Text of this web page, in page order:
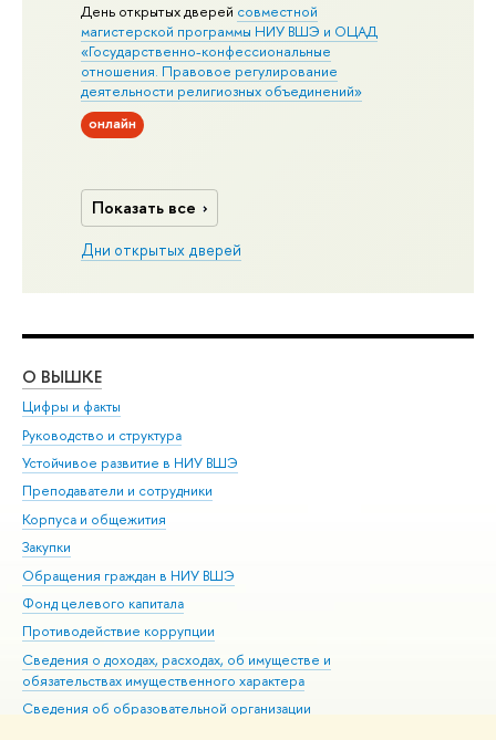
День открытых дверей совместной
магистерской программы НИУ ВШЭ и ОЦАД
«Государственно-конфессиональные
отношения. Правовое регулирование
деятельности религиозных объединений»
онлайн
Показать все
Дни открытых дверей
О ВЫШКЕ
Цифры и факты
Руководство и структура
Устойчивое развитие в НИУ ВШЭ
Преподаватели и сотрудники
Корпуса и общежития
Закупки
Обращения граждан в НИУ ВШЭ
Фонд целевого капитала
Противодействие коррупции
Сведения о доходах, расходах, об имуществе и
обязательствах имущественного характера
Сведения об образовательной организации